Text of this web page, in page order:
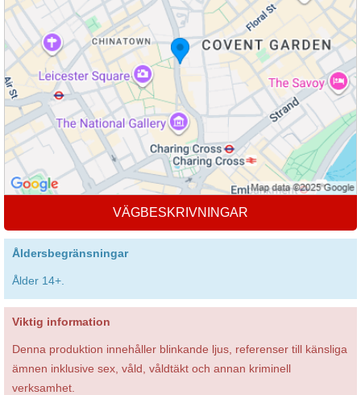
VÄGBESKRIVNINGAR
Åldersbegränsningar
Ålder 14+.
Viktig information
Denna produktion innehåller blinkande ljus, referenser till känsliga
ämnen inklusive sex, våld, våldtäkt och annan kriminell
verksamhet.